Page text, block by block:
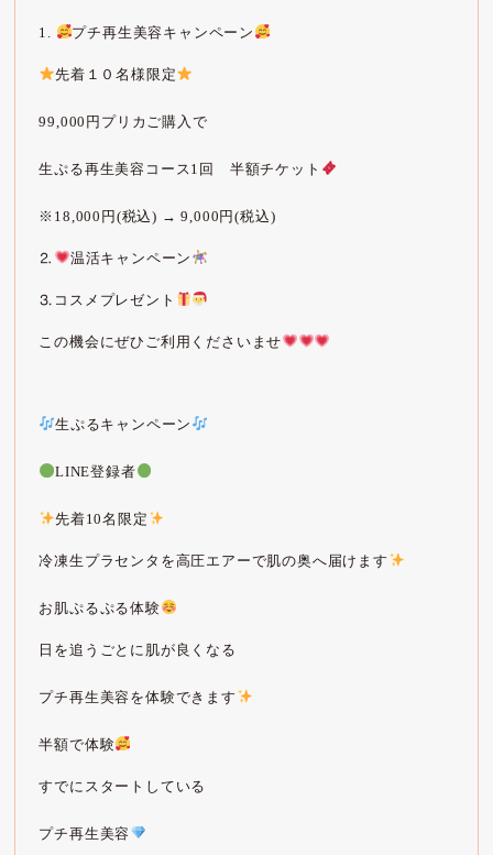
1. プチ再生美容キャンペーン
先着１０名様限定
99,000円プリカご購入で
生ぷる再生美容コース1回　半額チケット
※18,000円(税込) → 9,000円(税込)
⒉ 温活キャンペーン
⒊コスメプレゼント
この機会にぜひご利用くださいませ
生ぷるキャンペーン
LINE登録者
先着10名限定
冷凍生プラセンタを高圧エアーで肌の奥へ届けます
お肌ぷるぷる体験
日を追うごとに肌が良くなる
プチ再生美容を体験できます
半額で体験
すでにスタートしている
プチ再生美容